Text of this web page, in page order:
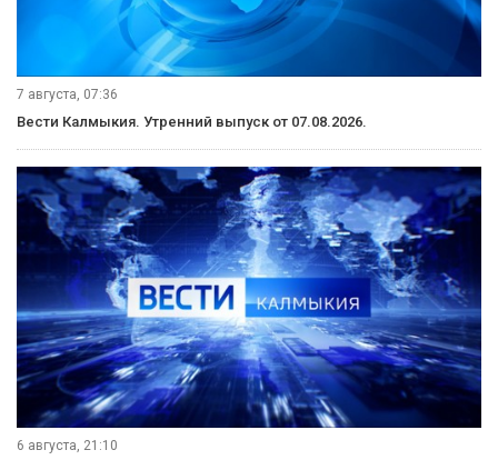
7 августа, 07:36
Вести Калмыкия. Утренний выпуск от 07.08.2026.
6 августа, 21:10